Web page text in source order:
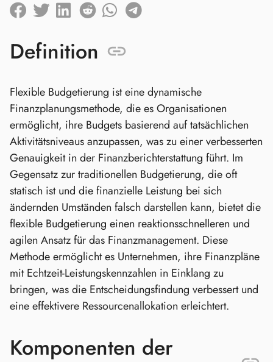
Definition
Flexible Budgetierung ist eine dynamische
Finanzplanungsmethode, die es Organisationen
ermöglicht, ihre Budgets basierend auf tatsächlichen
Aktivitätsniveaus anzupassen, was zu einer verbesserten
Genauigkeit in der Finanzberichterstattung führt. Im
Gegensatz zur traditionellen Budgetierung, die oft
statisch ist und die finanzielle Leistung bei sich
ändernden Umständen falsch darstellen kann, bietet die
flexible Budgetierung einen reaktionsschnelleren und
agilen Ansatz für das Finanzmanagement. Diese
Methode ermöglicht es Unternehmen, ihre Finanzpläne
mit Echtzeit-Leistungskennzahlen in Einklang zu
bringen, was die Entscheidungsfindung verbessert und
eine effektivere Ressourcenallokation erleichtert.
Komponenten der